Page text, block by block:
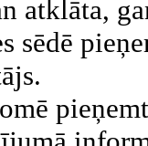
atklāta,
sēdē